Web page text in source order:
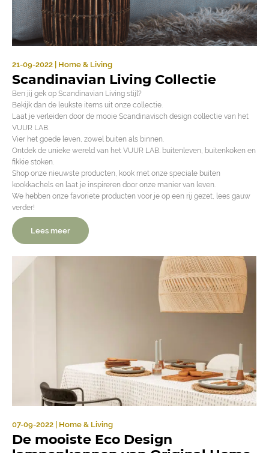
21-09-2022 | Home & Living
Scandinavian Living Collectie
Ben jij gek op Scandinavian Living stijl?
Bekijk dan de leukste items uit onze collectie.
Laat je verleiden door de mooie Scandinavisch design collectie van het
VUUR LAB.
Vier het goede leven, zowel buiten als binnen.
Ontdek de unieke wereld van het VUUR LAB. buitenleven, buitenkoken en
fikkie stoken.
Shop onze nieuwste producten, kook met onze speciale buiten
kookkachels en laat je inspireren door onze manier van leven.
We hebben onze favoriete producten voor je op een rij gezet, lees gauw
verder!
Lees meer
07-09-2022 | Home & Living
De mooiste Eco Design